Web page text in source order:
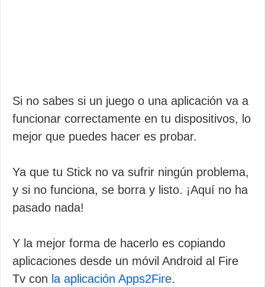
Si no sabes si un juego o una aplicación va a
funcionar correctamente en tu dispositivos, lo
mejor que puedes hacer es probar.
Ya que tu Stick no va sufrir ningún problema,
y si no funciona, se borra y listo. ¡Aquí no ha
pasado nada!
Y la mejor forma de hacerlo es copiando
aplicaciones desde un móvil Android al Fire
Tv con la aplicación Apps2Fire.